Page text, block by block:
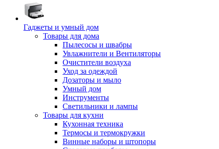
Гаджеты и умный дом
Товары для дома
Пылесосы и швабры
Увлажнители и Вентиляторы
Очистители воздуха
Уход за одеждой
Дозаторы и мыло
Умный дом
Инструменты
Светильники и лампы
Товары для кухни
Кухонная техника
Термосы и термокружки
Винные наборы и штопоры